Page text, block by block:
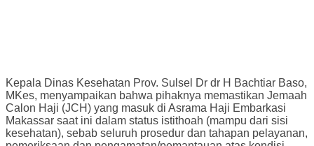
Kepala Dinas Kesehatan Prov. Sulsel Dr dr H Bachtiar Baso,
MKes, menyampaikan bahwa pihaknya memastikan Jemaah
Calon Haji (JCH) yang masuk di Asrama Haji Embarkasi
Makassar saat ini dalam status istithoah (mampu dari sisi
kesehatan), sebab seluruh prosedur dan tahapan pelayanan,